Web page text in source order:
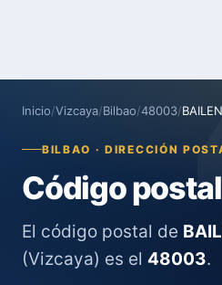
Inicio/Vizcaya/Bilbao/48003/BAILEN
BILBAO · DIRECCIÓN
Código
El código postal de
(Vizcaya) es el 48003.